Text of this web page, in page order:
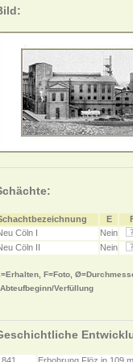
E
Cöln I Nein
Cöln II
Nein
F=Foto,
Verfüllung